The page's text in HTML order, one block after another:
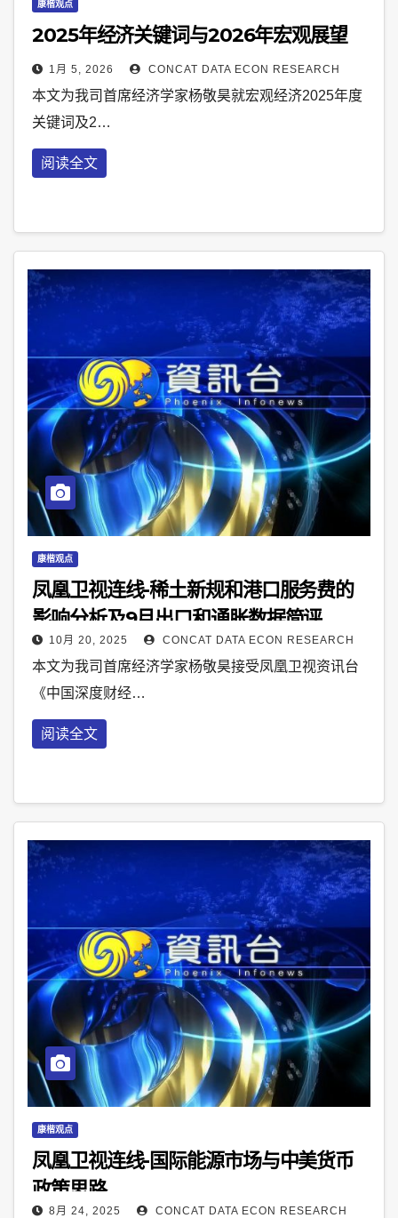
康楷观点
2025年经济关键词与2026年宏观展望
1月 5, 2026 CONCAT DATA ECON RESEARCH
本文为我司首席经济学家杨敬昊就宏观经济2025年度
关键词及2…
阅读全文
康楷观点
凤凰卫视连线-稀土新规和港口服务费的
影响分析及9月出口和通胀数据简评
10月 20, 2025 CONCAT DATA ECON RESEARCH
本文为我司首席经济学家杨敬昊接受凤凰卫视资讯台
《中国深度财经…
阅读全文
康楷观点
凤凰卫视连线-国际能源市场与中美货币
政策思路
8月 24, 2025 CONCAT DATA ECON RESEARCH